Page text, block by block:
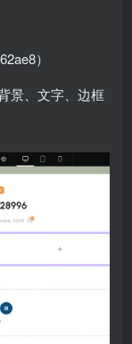
）
景、文字、边框